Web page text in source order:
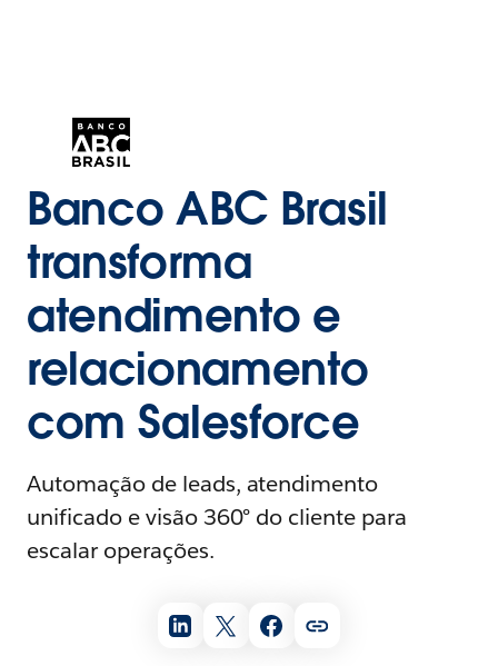
Banco ABC Brasil
transforma
atendimento e
relacionamento
com Salesforce
Automação de leads, atendimento
unificado e visão 360° do cliente para
escalar operações.